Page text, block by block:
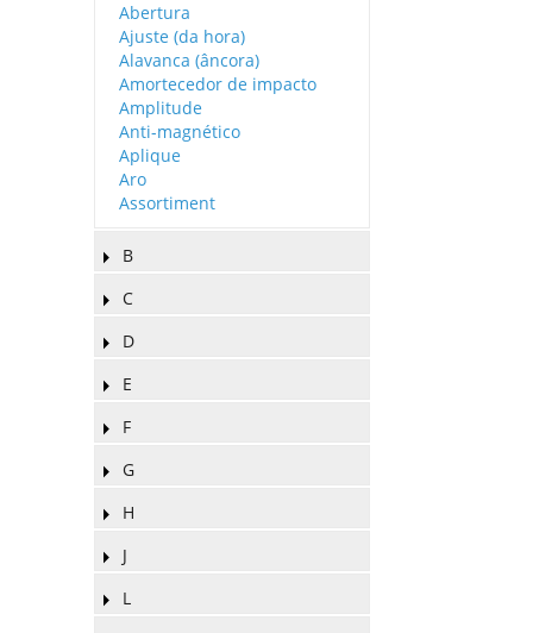
Abertura
Ajuste (da hora)
Alavanca (âncora)
Amortecedor de impacto
Amplitude
Anti-magnético
Aplique
Aro
Assortiment
B
C
D
E
F
G
H
J
L